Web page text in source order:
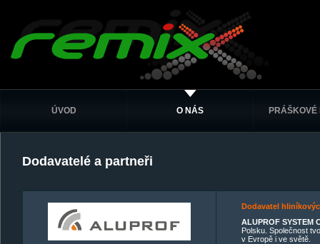
Dodavatelé a partneři
Dodavatel
ALUPROF SYSTEM
Polsku. Společnost
v Evropě i ve světě.
ÚVOD O NÁS